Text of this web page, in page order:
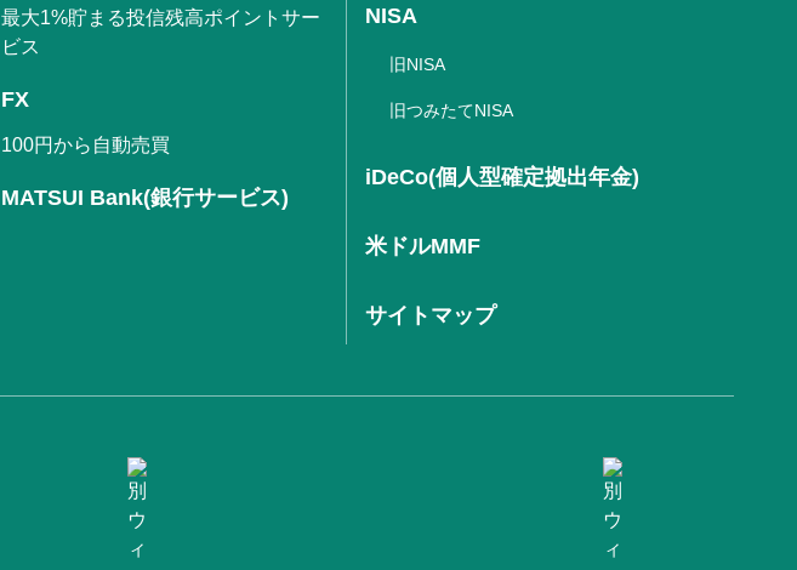
最大1%貯まる投信残高ポイントサー
ビス
FX
100円から自動売買
MATSUI Bank(銀行サービス)
NISA
旧NISA
旧つみたてNISA
iDeCo(個人型確定拠出年金)
米ドルMMF
サイトマップ